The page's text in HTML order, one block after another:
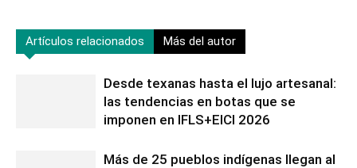
Artículos relacionados Más del autor
Desde texanas hasta el lujo artesanal:
las tendencias en botas que se
imponen en IFLS+EICI 2026
Más de 25 pueblos indígenas llegan al